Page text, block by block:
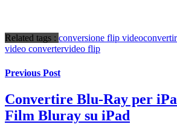
Related tags : conversione flip video
video convertervideo flip
Previous Post
Convertire Blu-Ray per
Film Bluray su iPad